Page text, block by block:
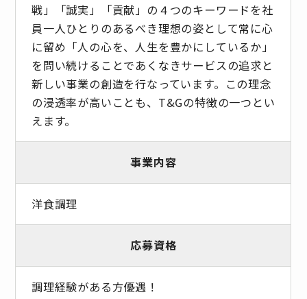
戦」「誠実」「貢献」の４つのキーワードを社
員一人ひとりのあるべき理想の姿として常に心
に留め「人の心を、人生を豊かにしているか」
を問い続けることであくなきサービスの追求と
新しい事業の創造を行なっています。この理念
の浸透率が高いことも、T&Gの特徴の一つとい
えます。
事業内容
洋食調理
応募資格
調理経験がある方優遇！